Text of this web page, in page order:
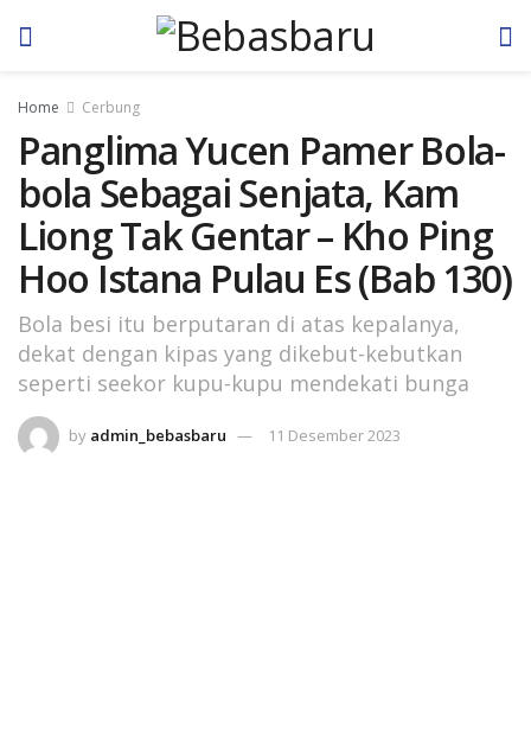
Home Cerbung
Panglima Yucen Pamer Bola-
bola Sebagai Senjata, Kam
Liong Tak Gentar – Kho Ping
Hoo Istana Pulau Es (Bab 130)
Bola besi itu berputaran di atas kepalanya,
dekat dengan kipas yang dikebut-kebutkan
seperti seekor kupu­-kupu mendekati bunga
by admin_bebasbaru 11 Desember 2023